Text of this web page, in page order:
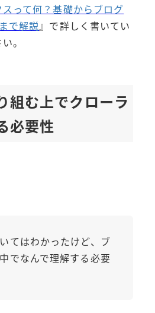
って何？基礎からブログ
で解説』で詳しく書いてい
。
組む上でクローラ
必要性
てはわかったけど、ブ
でなんで理解する必要